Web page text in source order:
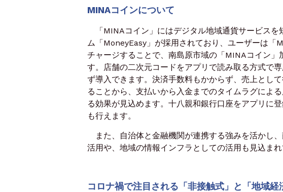
MINAコインについて
「MINAコイン」にはデジタル地域通貨サービスを
ム「MoneyEasy」が採用されており、ユーザーは「
チャージすることで、南島原市域の「MINAコイン
す。店舗の二次元コードをアプリで読み取る方式で
ず導入できます。決済手数料もかからず、売上とし
ることから、支払いから入金までのタイムラグによ
る効果が見込めます。十八親和銀行口座をアプリに
も行えます。
また、自治体と金融機関が連携する強みを活かし
活用や、地域の情報インフラとしての活用も見込まれ
コロナ禍で注目される「非接触式」と「地域